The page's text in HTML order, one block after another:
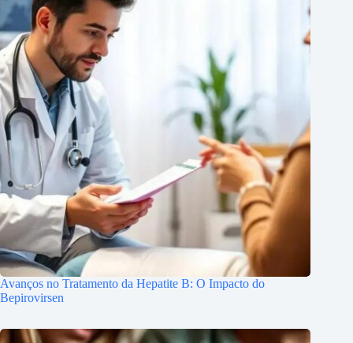
Avanços no Tratamento da Hepatite B: O Impacto do
Bepirovirsen